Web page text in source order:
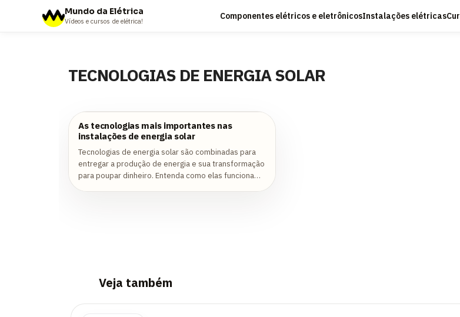
Mundo da Elétrica
Vídeos e cursos de elétrica! Componentes elétricos e eletrônicosInstalações elétricas
TECNOLOGIAS DE ENERGIA SOLAR
As tecnologias mais importantes nas
instalações de energia solar
Tecnologias de energia solar são combinadas para
entregar a produção de energia e sua transformação
para poupar dinheiro. Entenda como elas funcionam
Veja também